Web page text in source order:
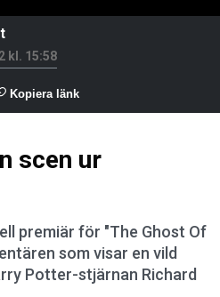
kl. 15:58
Kopiera länk
scen ur
premiär för "The Ghost Of
som visar en vild
Potter-stjärnan Richard